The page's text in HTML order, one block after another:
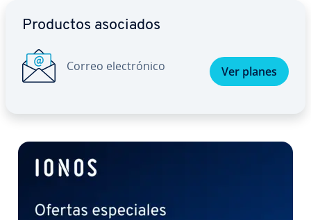
Productos asociados
Correo ele­c­tró­ni­co Ver planes